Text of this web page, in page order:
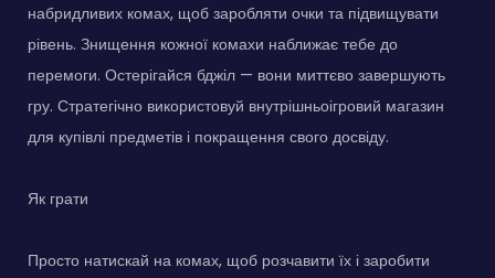
набридливих комах, щоб заробляти очки та підвищувати
рівень. Знищення кожної комахи наближає тебе до
перемоги. Остерігайся бджіл — вони миттєво завершують
гру. Стратегічно використовуй внутрішньоігровий магазин
для купівлі предметів і покращення свого досвіду.
Як грати
Просто натискай на комах, щоб розчавити їх і заробити